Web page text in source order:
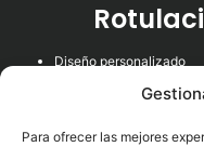
Para ofrecer las mejores
Diseño personalizado
Fotomurales o
Rotulación de mobiliario